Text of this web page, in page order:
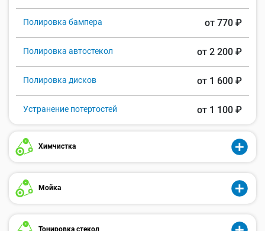
Полировка бампера от 770 ₽
Полировка автостекол от 2 200 ₽
Полировка дисков от 1 600 ₽
Устранение потертостей от 1 100 ₽
Химчистка
Мойка
Тонировка стекол